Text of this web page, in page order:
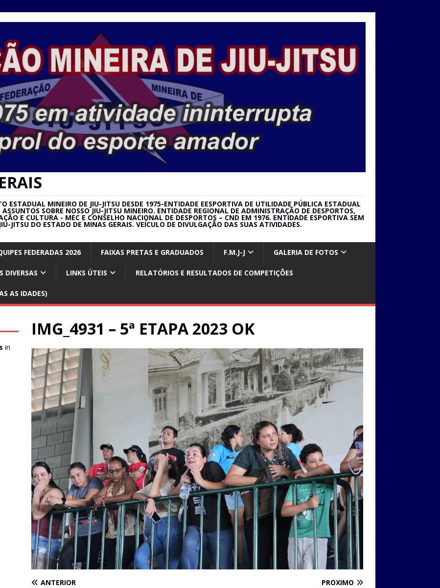
ESTADUAL MINEIRO DE JIU-JITSU DESDE 1975-ENTIDADE EESPORTIVA DE UTILIDADE PÚBLICA ESTADUAL
SOBRE NOSSO JIU-JITSU MINEIRO. ENTIDADE REGIONAL DE ADMINISTRAÇÃO DE DESPORTOS,
E CULTURA - MEC E CONSELHO NACIONAL DE DESPORTOS – CND EM 1976. ENTIDADE ESPORTIVA SEM
JITSU DO ESTADO DE MINAS GERAIS. VEÍCULO DE DIVULGAÇÃO DAS SUAS ATIVIDADES.
FEDERADAS 2026 FAIXAS PRETAS E GRADUADOS F.M.J-J GALERIA DE FOTOS
DIVERSAS LINKS ÚTEIS RELATÓRIOS E RESULTADOS DE COMPETIÇÕES
AS IDADES)
IMG_4931 – 5ª ETAPA 2023 OK
ANTERIOR PRÓXIMO
in